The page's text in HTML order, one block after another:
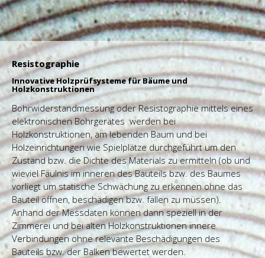
Resistographie
Innovative Holzprüfsysteme für Bäume und
Holzkonstruktionen
Bohrwiderstandmessung oder Resistographie mittels eines
elektronischen Bohrgerätes werden bei
Holzkonstruktionen, am lebenden Baum und bei
Holzeinrichtungen wie Spielplätze durchgeführt um den
Zustand bzw. die Dichte des Materials zu ermitteln (ob und
wieviel Fäulnis im inneren des Bauteils bzw. des Baumes
vorliegt um statische Schwächung zu erkennen ohne das
Bauteil öffnen, beschädigen bzw. fällen zu müssen).
Anhand der Messdaten können dann speziell in der
Zimmerei und bei alten Holzkonstruktionen innere
Verbindungen ohne relevante Beschädigungen des
Bauteils bzw. der Balken bewertet werden.